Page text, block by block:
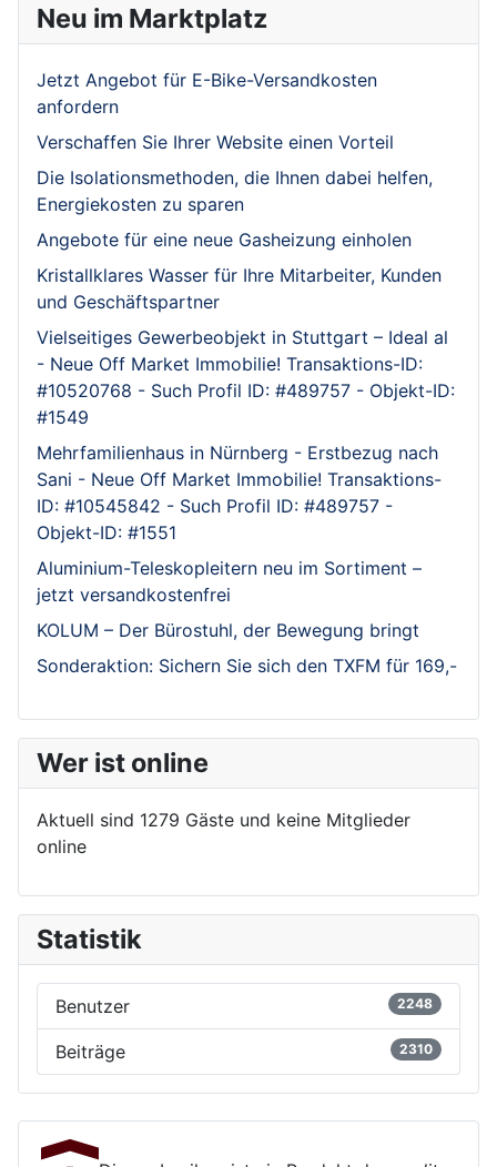
Neu im Marktplatz
Jetzt Angebot für E-Bike-Versandkosten
anfordern
Verschaffen Sie Ihrer Website einen Vorteil
Die Isolationsmethoden, die Ihnen dabei helfen,
Energiekosten zu sparen
Angebote für eine neue Gasheizung einholen
Kristallklares Wasser für Ihre Mitarbeiter, Kunden
und Geschäftspartner
Vielseitiges Gewerbeobjekt in Stuttgart – Ideal al
- Neue Off Market Immobilie! Transaktions-ID:
#10520768 - Such Profil ID: #489757 - Objekt-ID:
#1549
Mehrfamilienhaus in Nürnberg - Erstbezug nach
Sani - Neue Off Market Immobilie! Transaktions-
ID: #10545842 - Such Profil ID: #489757 -
Objekt-ID: #1551
Aluminium-Teleskopleitern neu im Sortiment –
jetzt versandkostenfrei
KOLUM – Der Bürostuhl, der Bewegung bringt
Sonderaktion: Sichern Sie sich den TXFM für 169,-
Wer ist online
Aktuell sind 1279 Gäste und keine Mitglieder
online
Statistik
Benutzer 2248
Beiträge 2310